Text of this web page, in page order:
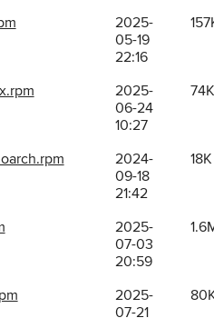
2025-
05-19
22:16
2025-
06-24
10:27
74K
2024-
09-18
21:42
18K
2025-
07-03
20:59
2025-
07-21